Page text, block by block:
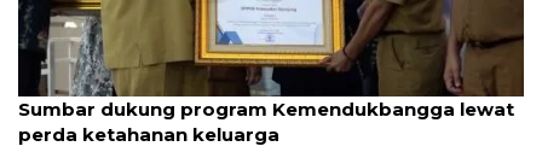
Sumbar dukung program Kemendukbangga lewat
perda ketahanan keluarga